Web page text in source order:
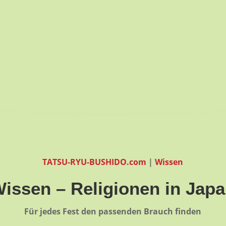
TATSU-RYU-BUSHIDO.com | Wissen
– Religionen in
Für jedes Fest den passenden Brauch finden